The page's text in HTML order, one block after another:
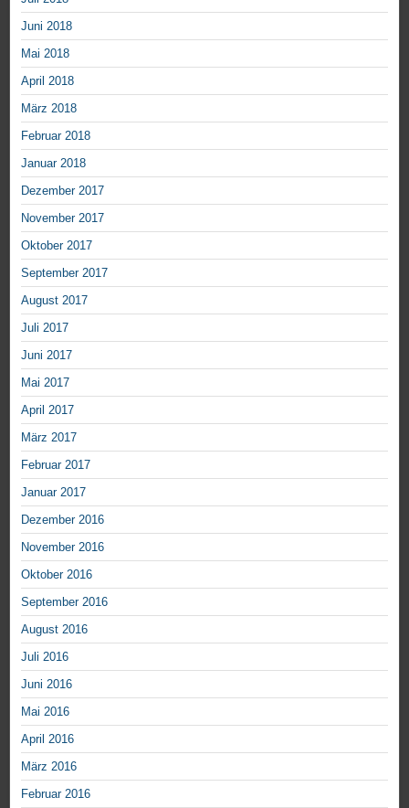
Juni 2018
Mai 2018
April 2018
März 2018
Februar 2018
Januar 2018
Dezember 2017
November 2017
Oktober 2017
September 2017
August 2017
Juli 2017
Juni 2017
Mai 2017
April 2017
März 2017
Februar 2017
Januar 2017
Dezember 2016
November 2016
Oktober 2016
September 2016
August 2016
Juli 2016
Juni 2016
Mai 2016
April 2016
März 2016
Februar 2016